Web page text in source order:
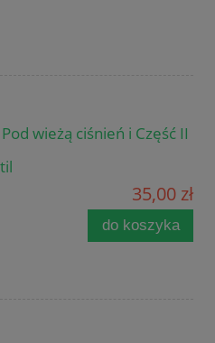
wieżą ciśnień i Część II
35,00 zł
do koszyka